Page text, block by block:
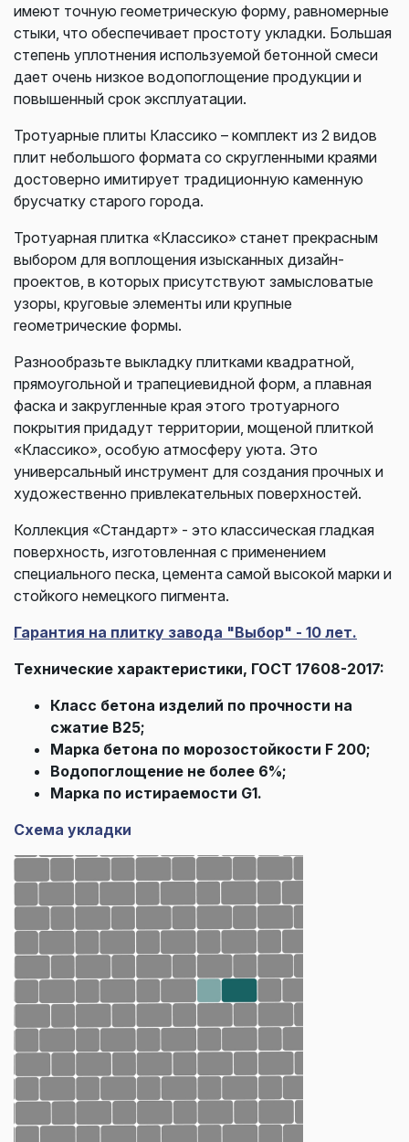
имеют точную геометрическую форму, равномерные
стыки, что обеспечивает простоту укладки. Большая
степень уплотнения используемой бетонной смеси
дает очень низкое водопоглощение продукции и
повышенный срок эксплуатации.
Тротуарные плиты Классико – комплект из 2 видов
плит небольшого формата со скругленными краями
достоверно имитирует традиционную каменную
брусчатку старого города.
Тротуарная плитка «Классико» станет прекрасным
выбором для воплощения изысканных дизайн-
проектов, в которых присутствуют замысловатые
узоры, круговые элементы или крупные
геометрические формы.
Разнообразьте выкладку плитками квадратной,
прямоугольной и трапециевидной форм, а плавная
фаска и закругленные края этого тротуарного
покрытия придадут территории, мощеной плиткой
«Классико», особую атмосферу уюта. Это
универсальный инструмент для создания прочных и
художественно привлекательных поверхностей.
Коллекция «Стандарт» - это классическая гладкая
поверхность, изготовленная с применением
специального песка, цемента самой высокой марки и
стойкого немецкого пигмента.
Гарантия на плитку завода "Выбор" - 10 лет.
Технические характеристики, ГОСТ 17608-2017:
Класс бетона изделий по прочности на
сжатие В25;
Марка бетона по морозостойкости F 200;
Водопоглощение не более 6%;
Марка по истираемости G1.
Схема укладки